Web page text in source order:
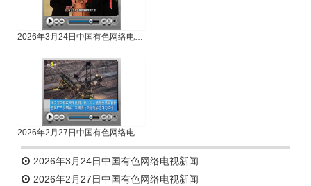
2026年3月24日中国有色网络电视新闻
2026年2月27日中国有色网络电视新闻
2026年3月24日中国有色网络电视新闻
2026年2月27日中国有色网络电视新闻